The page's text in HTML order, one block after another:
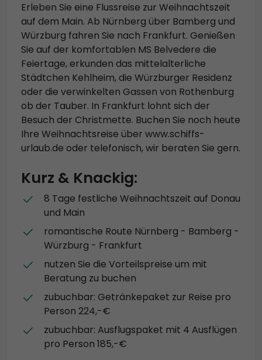
Erleben Sie eine Flussreise zur Weihnachtszeit
auf dem Main. Ab Nürnberg über Bamberg und
Würzburg fahren Sie nach Frankfurt. Genießen
Sie auf der komfortablen MS Belvedere die
Feiertage, erkunden das mittelalterliche
Städtchen Kehlheim, die Würzburger Residenz
oder die verwinkelten Gassen von Rothenburg
ob der Tauber. In Frankfurt lohnt sich der
Besuch der Christmette. Buchen Sie noch heute
Ihre Weihnachtsreise über www.schiffs-
urlaub.de oder telefonisch, wir beraten Sie gern.
Kurz & Knackig:
8 Tage festliche Weihnachtszeit auf Donau
und Main
romantische Route Nürnberg - Bamberg -
Würzburg - Frankfurt
nutzen Sie die Vorteilspreise um mit
Beratung zu buchen
zubuchbar: Getränkepaket zur Reise pro
Person 224,-€
zubuchbar: Ausflugspaket mit 4 Ausflügen
pro Person 185,-€